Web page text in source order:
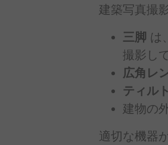
建築写真撮
三脚 は
撮影し
広角レ
ティル
建物の
適切な機器